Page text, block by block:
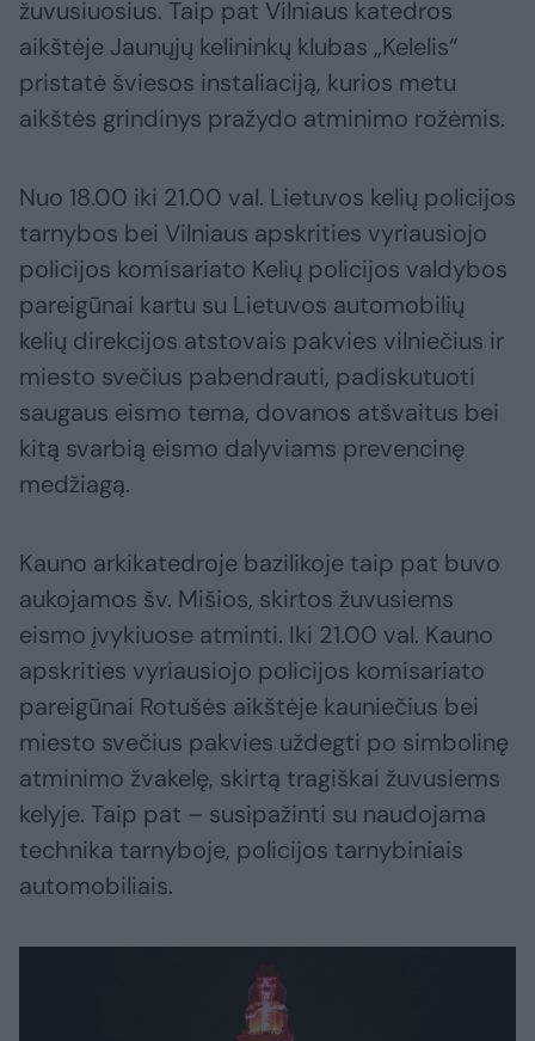
žuvusiuosius. Taip pat Vilniaus katedros
aikštėje Jaunųjų kelininkų klubas „Kelelis“
pristatė šviesos instaliaciją, kurios metu
aikštės grindinys pražydo atminimo rožėmis.
Nuo 18.00 iki 21.00 val. Lietuvos kelių policijos
tarnybos bei Vilniaus apskrities vyriausiojo
policijos komisariato Kelių policijos valdybos
pareigūnai kartu su Lietuvos automobilių
kelių direkcijos atstovais pakvies vilniečius ir
miesto svečius pabendrauti, padiskutuoti
saugaus eismo tema, dovanos atšvaitus bei
kitą svarbią eismo dalyviams prevencinę
medžiagą.
Kauno arkikatedroje bazilikoje taip pat buvo
aukojamos šv. Mišios, skirtos žuvusiems
eismo įvykiuose atminti. Iki 21.00 val. Kauno
apskrities vyriausiojo policijos komisariato
pareigūnai Rotušės aikštėje kauniečius bei
miesto svečius pakvies uždegti po simbolinę
atminimo žvakelę, skirtą tragiškai žuvusiems
kelyje. Taip pat – susipažinti su naudojama
technika tarnyboje, policijos tarnybiniais
automobiliais.